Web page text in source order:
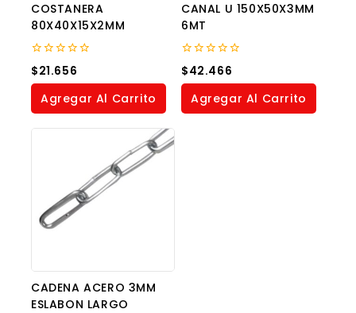
COSTANERA
80X40X15X2MM
0
out
of
$21.656
Agregar Al Carrito
CANAL U 150X50X3MM
6MT
0
out
of
$42.466
Agregar Al Carrito
CADENA ACERO 3MM
ESLABON LARGO